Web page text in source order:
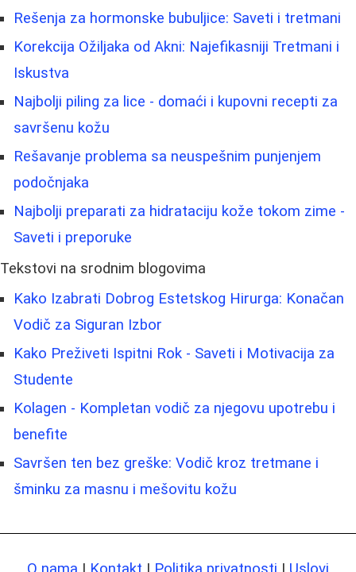
Rešenja za hormonske bubuljice: Saveti i tretmani
Korekcija Ožiljaka od Akni: Najefikasniji Tretmani i
Iskustva
Najbolji piling za lice - domaći i kupovni recepti za
savršenu kožu
Rešavanje problema sa neuspešnim punjenjem
podočnjaka
Najbolji preparati za hidrataciju kože tokom zime -
Saveti i preporuke
Tekstovi na srodnim blogovima
Kako Izabrati Dobrog Estetskog Hirurga: Konačan
Vodič za Siguran Izbor
Kako Preživeti Ispitni Rok - Saveti i Motivacija za
Studente
Kolagen - Kompletan vodič za njegovu upotrebu i
benefite
Savršen ten bez greške: Vodič kroz tretmane i
šminku za masnu i mešovitu kožu